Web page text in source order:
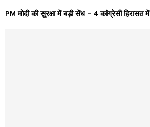
PM मोदी की सुरक्षा में बड़ी सेंध – 4 कांग्रेसी हिरासत में